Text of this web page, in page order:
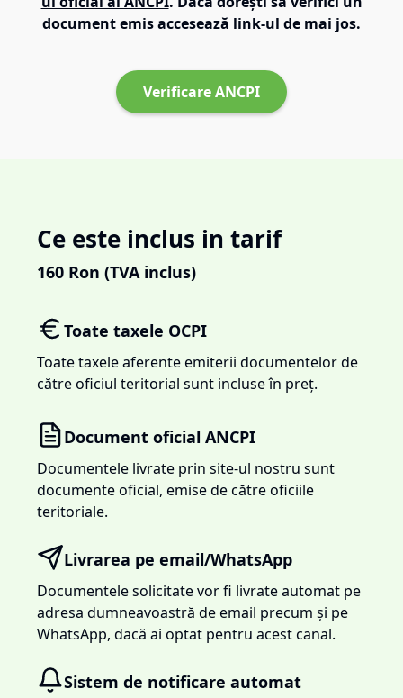
document emis accesează link-ul de mai jos.
Verificare ANCPI
Ce este inclus in tarif
160 Ron (TVA inclus)
Toate taxele OCPI
Toate taxele aferente emiterii documentelor de
către oficiul teritorial sunt incluse în preț.
Document oficial ANCPI
Documentele livrate prin site-ul nostru sunt
documente oficial, emise de către oficiile
teritoriale.
Livrarea pe email/WhatsApp
Documentele solicitate vor fi livrate automat pe
adresa dumneavoastră de email precum și pe
WhatsApp, dacă ai optat pentru acest canal.
Sistem de notificare automat